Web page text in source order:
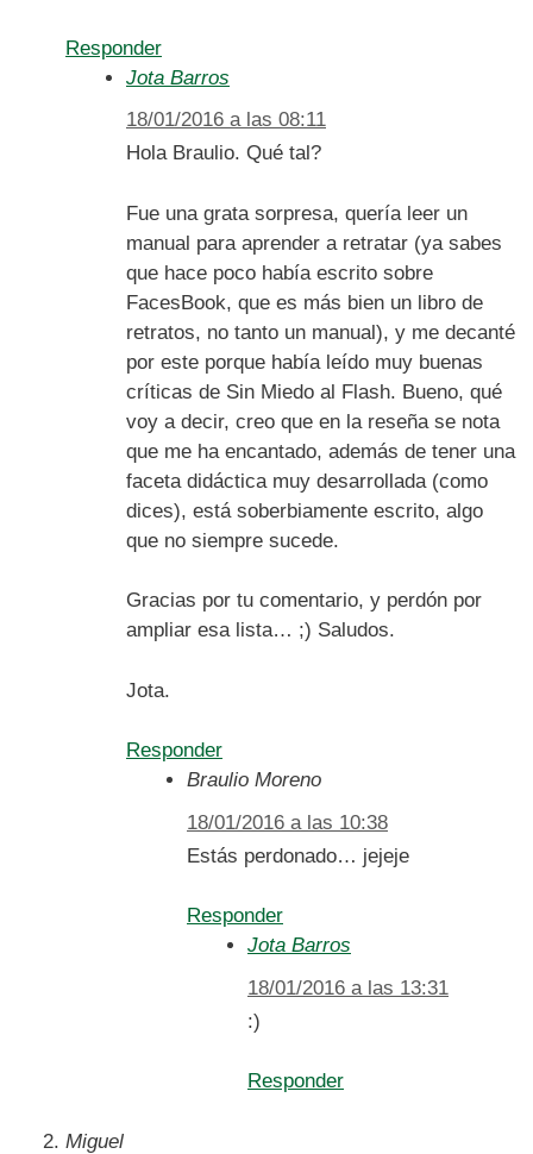
Responder
Jota Barros
18/01/2016 a las 08:11
Hola Braulio. Qué tal?
Fue una grata sorpresa, quería leer un
manual para aprender a retratar (ya sabes
que hace poco había escrito sobre
FacesBook, que es más bien un libro de
retratos, no tanto un manual), y me decanté
por este porque había leído muy buenas
críticas de Sin Miedo al Flash. Bueno, qué
voy a decir, creo que en la reseña se nota
que me ha encantado, además de tener una
faceta didáctica muy desarrollada (como
dices), está soberbiamente escrito, algo
que no siempre sucede.
Gracias por tu comentario, y perdón por
ampliar esa lista… ;) Saludos.
Jota.
Responder
Braulio Moreno
18/01/2016 a las 10:38
Estás perdonado… jejeje
Responder
Jota Barros
18/01/2016 a las 13:31
:)
Responder
Miguel